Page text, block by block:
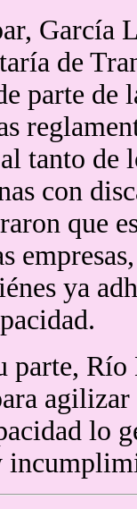
García
de
parte de
tanto de
con
que
ya
parte,
lo